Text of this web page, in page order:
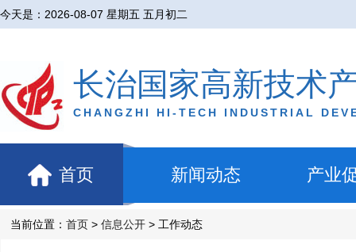
今天是： 2026-08-07 星期五 五月初二
长治国家高新技术
CHANGZHI HI-TECH INDUSTRIAL
首页 新闻动态 产业
当前位置： 首页 > 信息公开 > 工作动态